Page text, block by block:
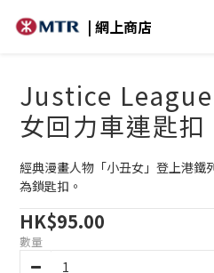
| 網上商店
Justice
女回力車連匙扣
經典漫畫人物「小丑女」登上港鐵
為鎖匙扣。
HK$95.00
數量